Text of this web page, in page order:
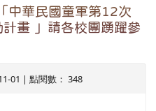
01 | 點閱數： 376
二、本會為鼓勵童軍